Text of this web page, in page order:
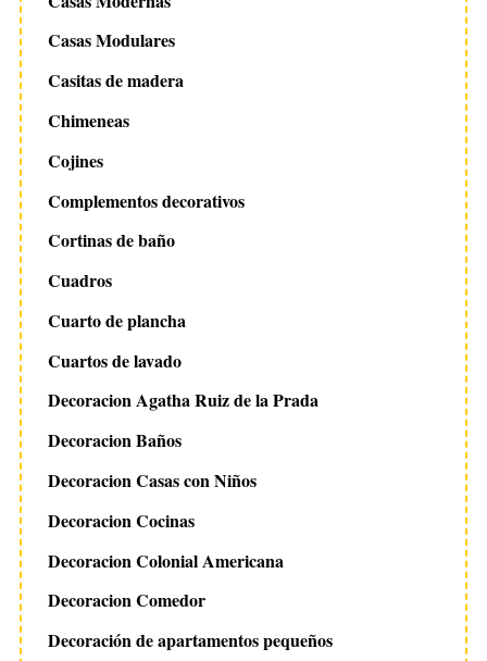
Casas Modulares
Casitas de madera
Chimeneas
Cojines
Complementos decorativos
Cortinas de baño
Cuadros
Cuarto de plancha
Cuartos de lavado
Decoracion Agatha Ruiz de la Prada
Decoracion Baños
Decoracion Casas con Niños
Decoracion Cocinas
Decoracion Colonial Americana
Decoracion Comedor
Decoración de apartamentos pequeños